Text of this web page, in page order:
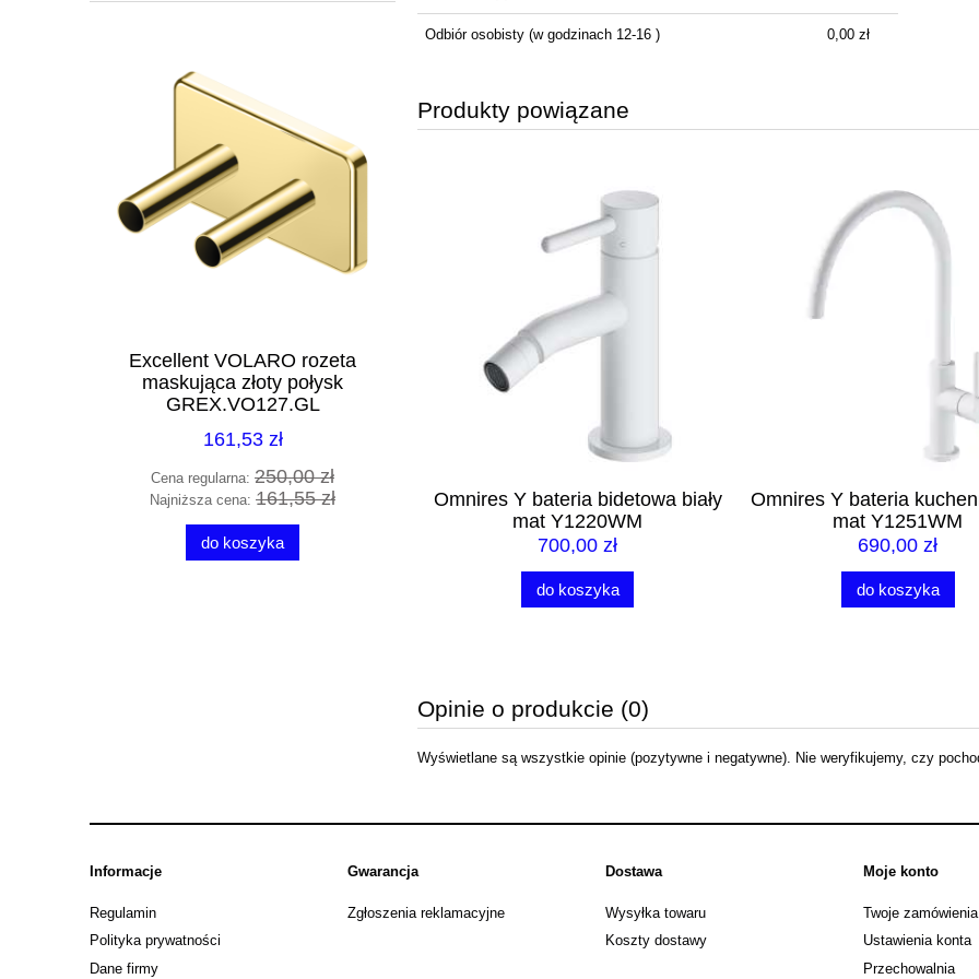
Excellent VOLARO rozeta
maskująca złoty połysk
GREX.VO127.GL
161,53 zł
Cena regularna: 250,00 zł
Najniższa cena: 161,55 zł
do koszyka
Radaway MODO NEW II walk-in
155 nikiel szczotkowany 389155-
1 971,99 zł
Najniższa cena:1 973,99 zł
do koszyka
Odbiór osobisty(w godzinach 12-16 ) 0,00 zł
Produkty powiązane
Omnires Y bateria bidetowa biały
mat Y1220WM
700,00 zł
Omnires Y bateria kuchenna biały
mat Y1251WM
690,00 zł
do koszyka
Omnires Y bateria
mat Y1240WM
810,00 zł
do koszyka
Opinie o produkcie (0)
Wyświetlane są wszystkie opinie (pozytywne i negatywne). Nie weryfikujemy, czy
Informacje
Regulamin
Polityka prywatności
Dane firmy
Gwarancja
Zgłoszenia reklamacyjne
Dostawa
Wysyłka towaru
Koszty dostawy
Moje konto
Twoje zamówienia
Ustawienia konta
Przechowalnia